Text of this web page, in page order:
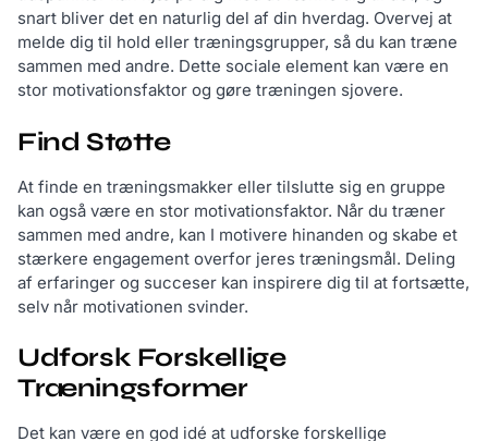
snart bliver det en naturlig del af din hverdag. Overvej at
melde dig til hold eller træningsgrupper, så du kan træne
sammen med andre. Dette sociale element kan være en
stor motivationsfaktor og gøre træningen sjovere.
Find Støtte
At finde en træningsmakker eller tilslutte sig en gruppe
kan også være en stor motivationsfaktor. Når du træner
sammen med andre, kan I motivere hinanden og skabe et
stærkere engagement overfor jeres træningsmål. Deling
af erfaringer og succeser kan inspirere dig til at fortsætte,
selv når motivationen svinder.
Udforsk Forskellige
Træningsformer
Det kan være en god idé at udforske forskellige